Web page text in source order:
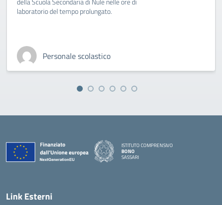
laboratorio del tempo prolungato.
Personale scolastico
ISTITUTO COMPRENSIVO
BONO
SASSARI
Link Esterni